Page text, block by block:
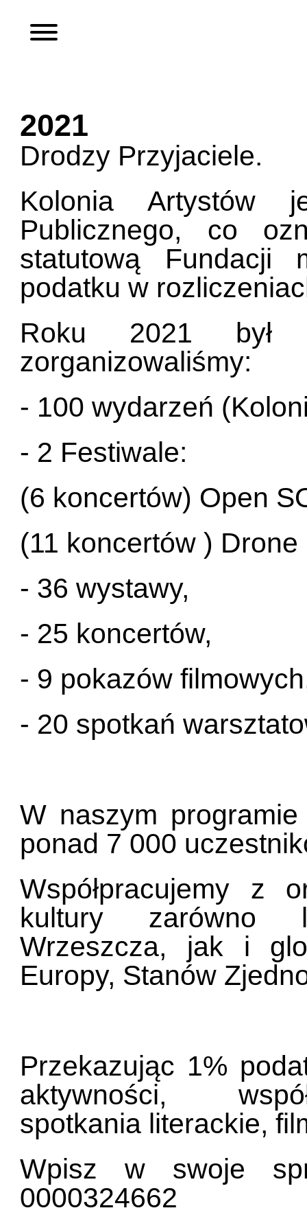
2021
Drodzy Przyjaciele.
Kolonia Artystów
Publicznego, co
statutową Fundacji
podatku w
Roku 2021 był
zorganizowaliśmy:
- 100 wydarzeń
- 2 Festiwale:
(6 koncertów) Open
(11 koncertów )
- 36 wystawy,
- 25 koncertów,
- 9 pokazów
- 20 spotkań
W naszym programie
ponad 7 000
Współpracujemy z
kultury zarówno
Wrzeszcza, jak i
Europy, Stanów
Przekazując 1%
aktywności,
spotkania literackie,
Wpisz w swoje
0000324662